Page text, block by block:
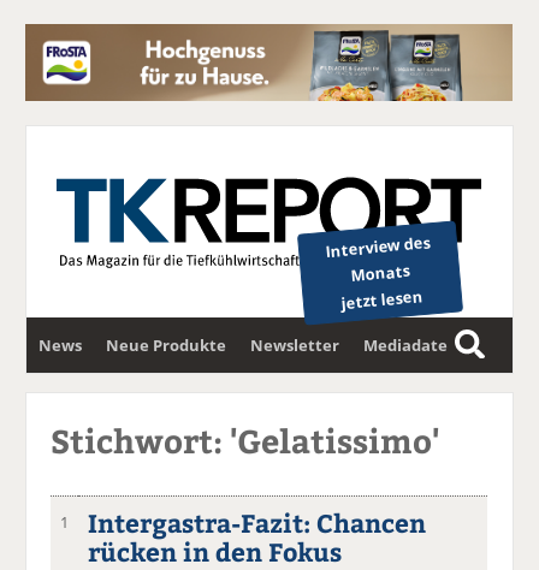
Interview des
Monats
jetzt lesen
News Neue Produkte Newsletter Mediadaten
S
u
Stichwort: 'Gelatissimo'
1
Intergastra-Fazit: Chancen
rücken in den Fokus